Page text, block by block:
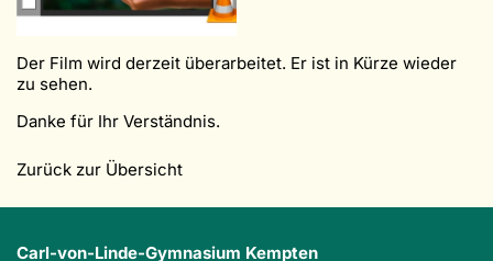
Der Film wird derzeit überarbeitet. Er ist in Kürze wieder
zu sehen.
Danke für Ihr Verständnis.
Zurück zur Übersicht
Carl-von-Linde-Gymnasium Kempten